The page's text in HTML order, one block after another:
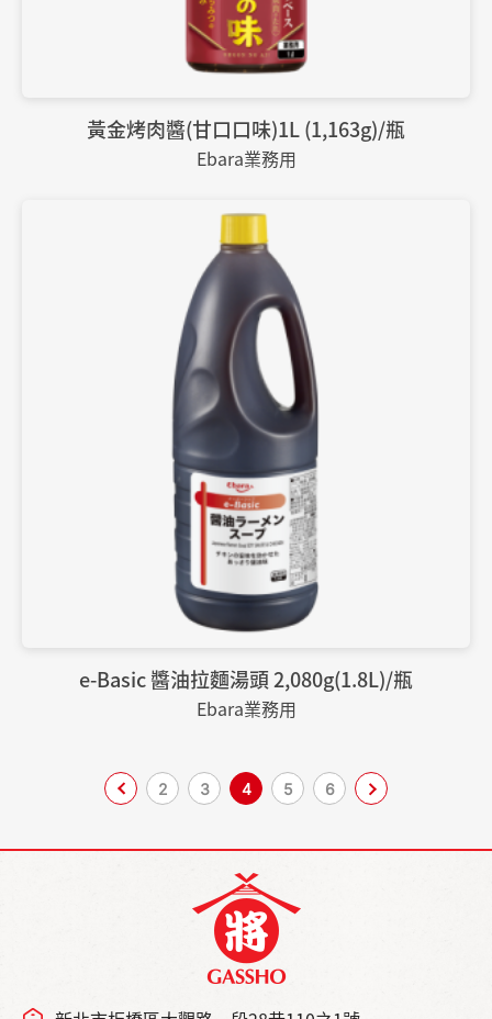
黃金烤肉醬(甘口口味)1L (1,163g)/瓶
Ebara業務用
e-Basic 醬油拉麵湯頭 2,080g(1.8L)/瓶
Ebara業務用
2 3 4 5 6